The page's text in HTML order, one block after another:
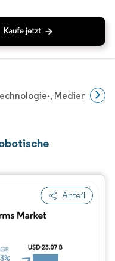
, Medien- Und
Anteil